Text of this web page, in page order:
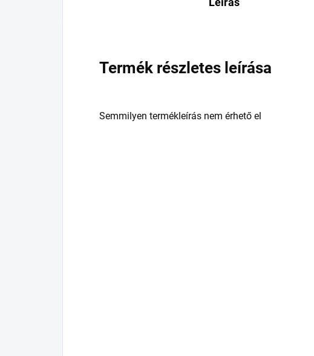
Termék részletes leírása
Semmilyen termékleírás nem érhető el